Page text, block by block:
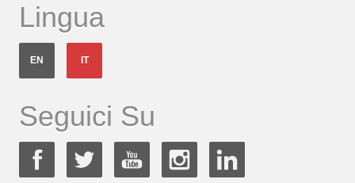
Lingua
EN IT
Seguici Su